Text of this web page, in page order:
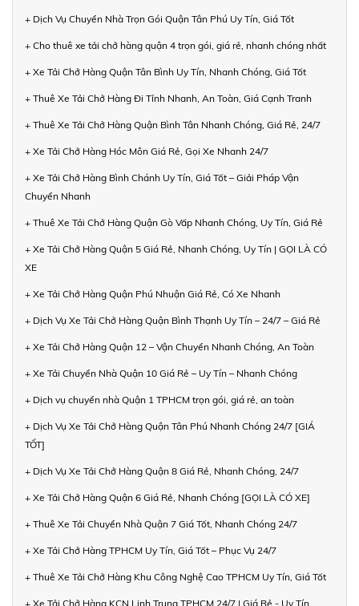
+ Dịch Vụ Chuyển Nhà Trọn Gói Quận Tân Phú Uy Tín, Giá Tốt
+ Cho thuê xe tải chở hàng quận 4 trọn gói, giá rẻ, nhanh chóng nhất
+ Xe Tải Chở Hàng Quận Tân Bình Uy Tín, Nhanh Chóng, Giá Tốt
+ Thuê Xe Tải Chở Hàng Đi Tỉnh Nhanh, An Toàn, Giá Cạnh Tranh
+ Thuê Xe Tải Chở Hàng Quận Bình Tân Nhanh Chóng, Giá Rẻ, 24/7
+ Xe Tải Chở Hàng Hóc Môn Giá Rẻ, Gọi Xe Nhanh 24/7
+ Xe Tải Chở Hàng Bình Chánh Uy Tín, Giá Tốt – Giải Pháp Vận
Chuyển Nhanh
+ Thuê Xe Tải Chở Hàng Quận Gò Vấp Nhanh Chóng, Uy Tín, Giá Rẻ
+ Xe Tải Chở Hàng Quận 5 Giá Rẻ, Nhanh Chóng, Uy Tín | GỌI LÀ CÓ
XE
+ Xe Tải Chở Hàng Quận Phú Nhuận Giá Rẻ, Có Xe Nhanh
+ Dịch Vụ Xe Tải Chở Hàng Quận Bình Thạnh Uy Tín – 24/7 – Giá Rẻ
+ Xe Tải Chở Hàng Quận 12 – Vận Chuyển Nhanh Chóng, An Toàn
+ Xe Tải Chuyển Nhà Quận 10 Giá Rẻ – Uy Tín – Nhanh Chóng
+ Dịch vụ chuyển nhà Quận 1 TPHCM trọn gói, giá rẻ, an toàn
+ Dịch Vụ Xe Tải Chở Hàng Quận Tân Phú Nhanh Chóng 24/7 [GIÁ
TỐT]
+ Dịch Vụ Xe Tải Chở Hàng Quận 8 Giá Rẻ, Nhanh Chóng, 24/7
+ Xe Tải Chở Hàng Quận 6 Giá Rẻ, Nhanh Chóng [GỌI LÀ CÓ XE]
+ Thuê Xe Tải Chuyển Nhà Quận 7 Giá Tốt, Nhanh Chóng 24/7
+ Xe Tải Chở Hàng TPHCM Uy Tín, Giá Tốt – Phục Vụ 24/7
+ Thuê Xe Tải Chở Hàng Khu Công Nghệ Cao TPHCM Uy Tín, Giá Tốt
+ Xe Tải Chở Hàng KCN Linh Trung TPHCM 24/7 | Giá Rẻ - Uy Tín